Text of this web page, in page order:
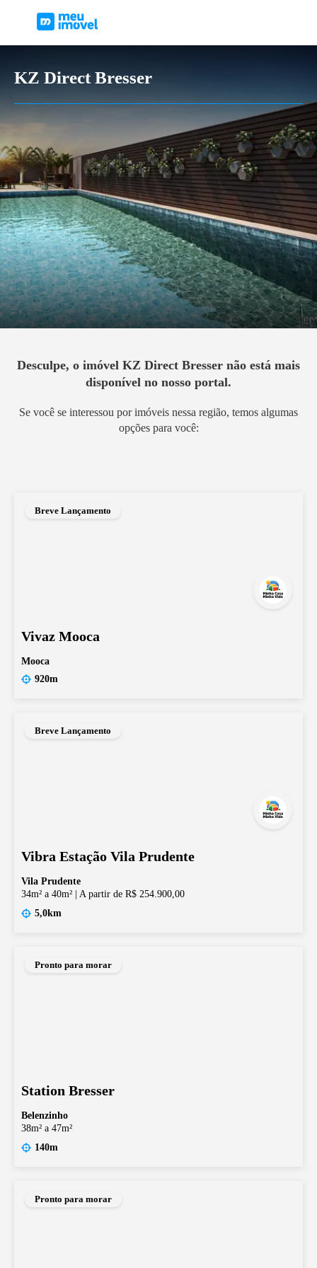
KZ Direct Bresser
Desculpe, o imóvel KZ Direct Bresser não está mais
disponível no nosso portal.
Se você se interessou por imóveis nessa região, temos algumas
opções para você:
Breve Lançamento
Vivaz Mooca
Mooca
920m
Breve Lançamento
Vibra Estação Vila Prudente
Vila Prudente
34m² a 40m²
A partir de R$ 254.900,00
5,0km
Pronto para morar
Station Bresser
Belenzinho
38m² a 47m²
140m
Pronto para morar